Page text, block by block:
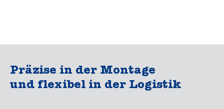
Präzise in der Montage
und flexibel in der Logistik